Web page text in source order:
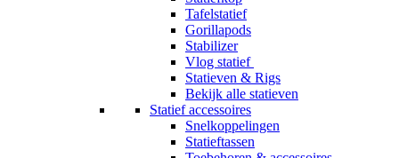
Tafelstatief
Gorillapods
Stabilizer
Vlog statief
Statieven & Rigs
Bekijk alle statieven
Statief accessoires
Snelkoppelingen
Statieftassen